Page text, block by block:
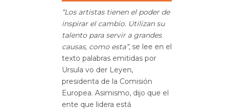
“Los artistas tienen el poder de
inspirar el cambio. Utilizan su
talento para servir a grandes
causas, como esta”, se lee en el
texto palabras emitidas por
Ursula vo der Leyen,
presidenta de la Comisión
Europea. Asimismo, dijo que el
ente que lidera está